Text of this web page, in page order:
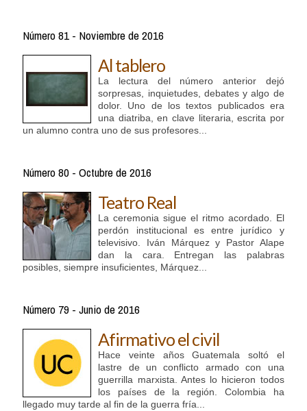
Número 81 - Noviembre de 2016
Al tablero
La lectura del número anterior dejó
sorpresas, inquietudes, debates y algo de
dolor. Uno de los textos publicados era
una diatriba, en clave literaria, escrita por
un alumno contra uno de sus profesores...
Número 80 - Octubre de 2016
Teatro Real
La ceremonia sigue el ritmo acordado. El
perdón institucional es entre jurídico y
televisivo. Iván Márquez y Pastor Alape
dan la cara. Entregan las palabras
posibles, siempre insuficientes, Márquez...
Número 79 - Junio de 2016
Afirmativo el civil
Hace veinte años Guatemala soltó el
lastre de un conflicto armado con una
guerrilla marxista. Antes lo hicieron todos
los países de la región. Colombia ha
llegado muy tarde al fin de la guerra fría...